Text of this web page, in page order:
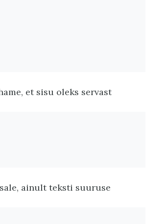
et sisu oleks servast
ainult teksti suuruse